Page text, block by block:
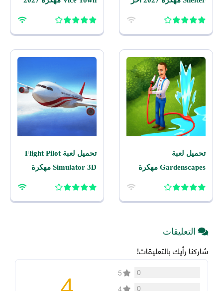
تحميل لعبة
Gardenscapes مهكرة
تحميل لعبة Flight Pilot
Simulator 3D مهكرة
التعليقات
شاركنا رأيك بالتعليقات!
0
5
0